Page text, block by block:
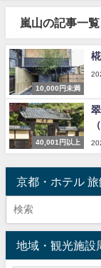
嵐山の記事一覧
10,000円未満
40,001円以上
京都・ホテル 旅
地域・観光施設